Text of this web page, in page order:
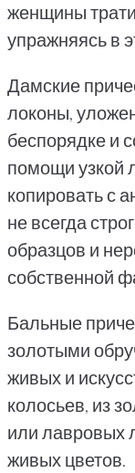
женщины
упражняясь в
Дамские
локоны,
беспорядке и
помощи узкой
копировать с
не всегда
образцов и
собственной
Бальные
золотыми
живых и
колосьев, из
или лавровых
живых цветов.